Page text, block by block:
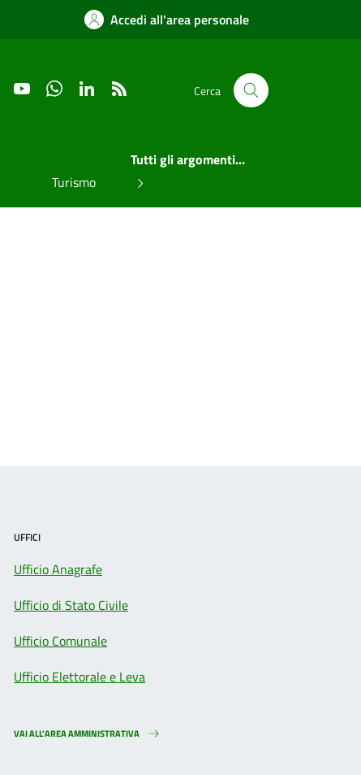
Accedi all'area personale
YouTube WhatsAppLinkedIn Cerca
Turismo
Tutti gli argomenti...
UFFICI
Ufficio Anagrafe
Ufficio di Stato Civile
Ufficio Comunale
Ufficio Elettorale e Leva
VAI ALL’AREA AMMINISTRATIVA